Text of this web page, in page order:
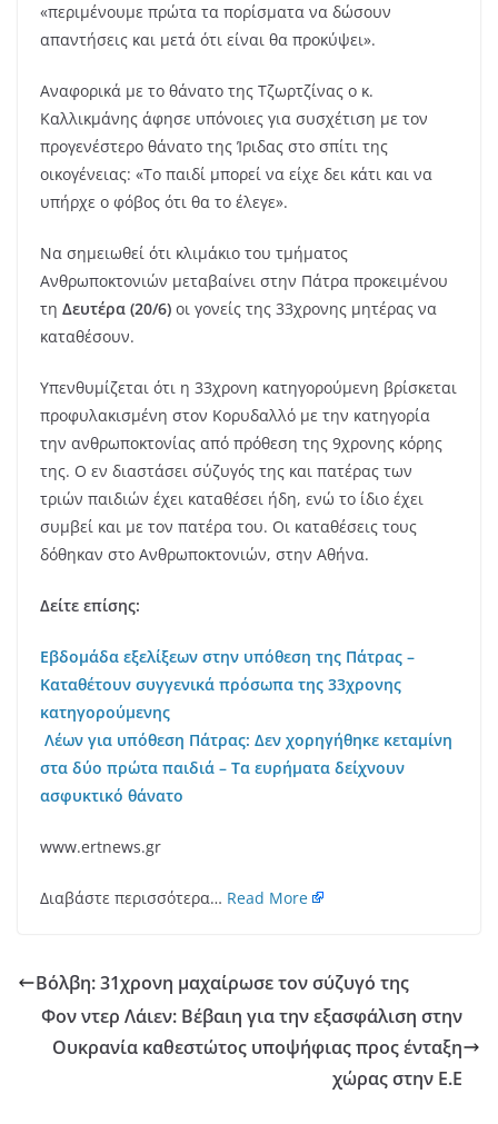
«περιμένουμε πρώτα τα πορίσματα να δώσουν
απαντήσεις και μετά ότι είναι θα προκύψει».
Αναφορικά με το θάνατο της Τζωρτζίνας ο κ.
Καλλικμάνης άφησε υπόνοιες για συσχέτιση με τον
προγενέστερο θάνατο της Ίριδας στο σπίτι της
οικογένειας: «Το παιδί μπορεί να είχε δει κάτι και να
υπήρχε ο φόβος ότι θα το έλεγε».
Να σημειωθεί ότι κλιμάκιο του τμήματος
Ανθρωποκτονιών μεταβαίνει στην Πάτρα προκειμένου
τη Δευτέρα (20/6) οι γονείς της 33χρονης μητέρας να
καταθέσουν.
Υπενθυμίζεται ότι η 33χρονη κατηγορούμενη βρίσκεται
προφυλακισμένη στον Κορυδαλλό με την κατηγορία
την ανθρωποκτονίας από πρόθεση της 9χρονης κόρης
της. Ο εν διαστάσει σύζυγός της και πατέρας των
τριών παιδιών έχει καταθέσει ήδη, ενώ το ίδιο έχει
συμβεί και με τον πατέρα του. Οι καταθέσεις τους
δόθηκαν στο Ανθρωποκτονιών, στην Αθήνα.
Δείτε επίσης:
Εβδομάδα εξελίξεων στην υπόθεση της Πάτρας –
Καταθέτουν συγγενικά πρόσωπα της 33χρονης
κατηγορούμενης
Λέων για υπόθεση Πάτρας: Δεν χορηγήθηκε κεταμίνη
στα δύο πρώτα παιδιά – Τα ευρήματα δείχνουν
ασφυκτικό θάνατο
www.ertnews.gr
Διαβάστε περισσότερα… Read More
Βόλβη: 31χρονη μαχαίρωσε τον σύζυγό της
Φον ντερ Λάιεν: Βέβαιη για την εξασφάλιση στην
Ουκρανία καθεστώτος υποψήφιας προς ένταξη
χώρας στην Ε.Ε